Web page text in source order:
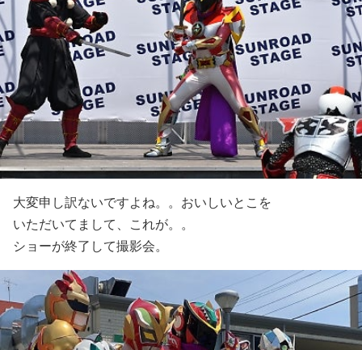
大変申し訳ないですよね。。おいしいとこを
いただいてまして、これが。。
ショーが終了して撮影会。